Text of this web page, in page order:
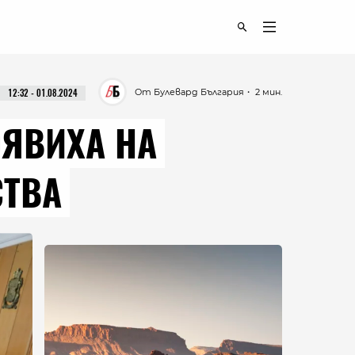
・ 2 мин.
От Булевард България
12:32 - 01.08.2024
НА